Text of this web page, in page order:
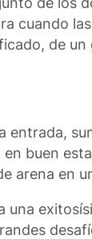
cuando
de
entrada,
buen
arena en
una